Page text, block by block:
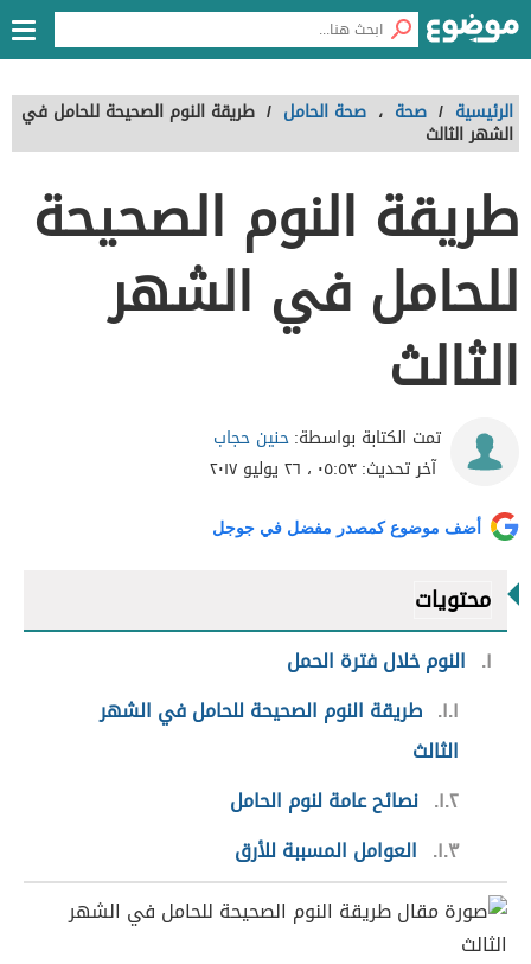
الرئيسية / صحة ، صحة الحامل / طريقة النوم الصحيحة للحامل في
الشهر الثالث
طريقة النوم الصحيحة
للحامل في الشهر
الثالث
تمت الكتابة بواسطة:حنين حجاب
آخر تحديث:٠٥:٥٣ ، ٢٦ يوليو ٢٠١٧
أضف موضوع كمصدر مفضل في جوجل
محتويات
١
النوم خلال فترة الحمل
١.١ طريقة النوم الصحيحة للحامل في الشهر
الثالث
١.٢ نصائح عامة لنوم الحامل
١.٣
العوامل المسببة للأرق